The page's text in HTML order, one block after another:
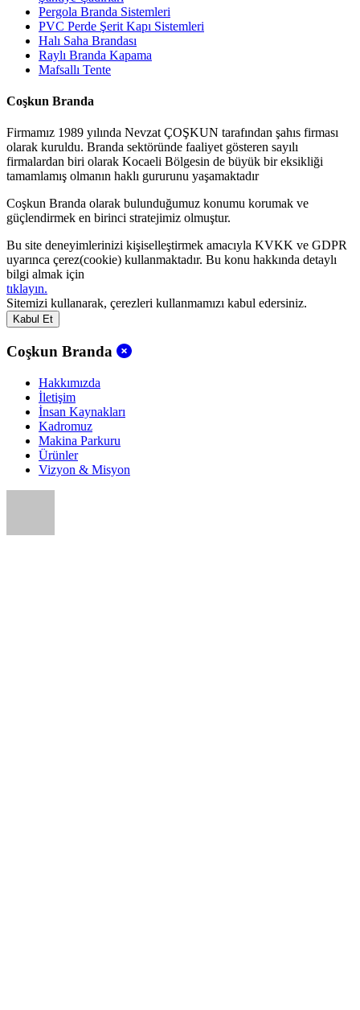
Pergola Branda Sistemleri
PVC Perde Şerit Kapı Sistemleri
Halı Saha Brandası
Raylı Branda Kapama
Mafsallı Tente
Coşkun Branda
Firmamız 1989 yılında Nevzat ÇOŞKUN tarafından şahıs firması
olarak kuruldu. Branda sektöründe faaliyet gösteren sayılı
firmalardan biri olarak Kocaeli Bölgesin de büyük bir eksikliği
tamamlamış olmanın haklı gururunu yaşamaktadır
Coşkun Branda olarak bulunduğumuz konumu korumak ve
güçlendirmek en birinci stratejimiz olmuştur.
Bu site deneyimlerinizi kişiselleştirmek amacıyla KVKK ve GDPR
uyarınca çerez(cookie) kullanmaktadır. Bu konu hakkında detaylı
bilgi almak için
tıklayın.
Sitemizi kullanarak, çerezleri kullanmamızı kabul edersiniz.
Kabul Et
Coşkun Branda
Hakkımızda
İletişim
İnsan Kaynakları
Kadromuz
Makina Parkuru
Ürünler
Vizyon & Misyon